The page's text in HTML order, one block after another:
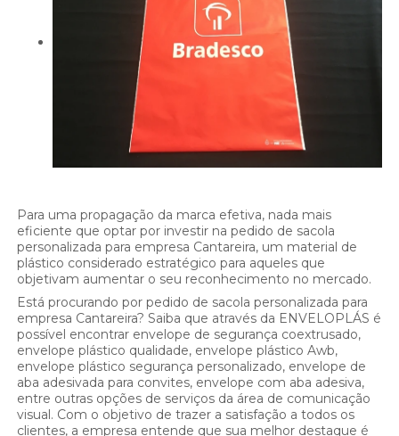
Para uma propagação da marca efetiva, nada mais
eficiente que optar por investir na pedido de sacola
personalizada para empresa Cantareira, um material de
plástico considerado estratégico para aqueles que
objetivam aumentar o seu reconhecimento no mercado.
Está procurando por pedido de sacola personalizada para
empresa Cantareira? Saiba que através da ENVELOPLÁS é
possível encontrar envelope de segurança coextrusado,
envelope plástico qualidade, envelope plástico Awb,
envelope plástico segurança personalizado, envelope de
aba adesivada para convites, envelope com aba adesiva,
entre outras opções de serviços da área de comunicação
visual. Com o objetivo de trazer a satisfação a todos os
clientes, a empresa entende que sua melhor destaque é